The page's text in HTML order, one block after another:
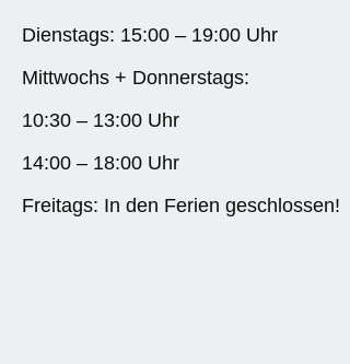
Dienstags: 15:00 – 19:00 Uhr
Mittwochs + Donnerstags:
10:30 – 13:00 Uhr
14:00 – 18:00 Uhr
Freitags: In den Ferien geschlossen!